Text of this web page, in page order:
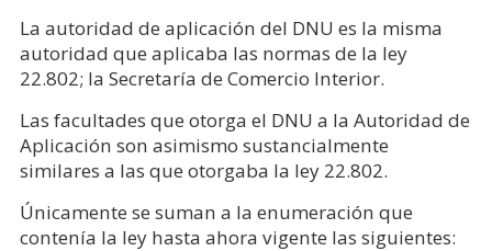
La autoridad de aplicación del DNU es la misma
autoridad que aplicaba las normas de la ley
22.802; la Secretaría de Comercio Interior.
Las facultades que otorga el DNU a la Autoridad de
Aplicación son asimismo sustancialmente
similares a las que otorgaba la ley 22.802.
Únicamente se suman a la enumeración que
contenía la ley hasta ahora vigente las siguientes: